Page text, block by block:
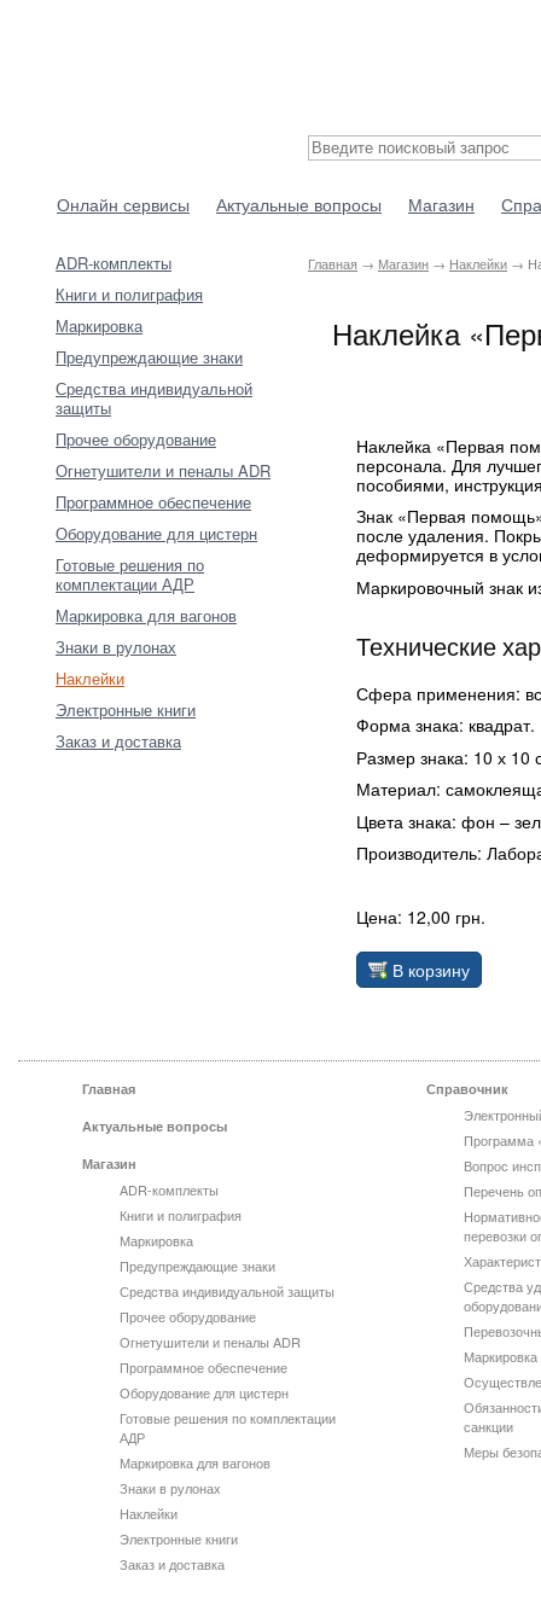
Онлайн сервисы Актуальные вопросы Магазин
ADR-комплекты
Книги и полиграфия
Маркировка
Предупреждающие знаки
Средства индивидуальной
защиты
Прочее оборудование
Огнетушители и пеналы ADR
Программное обеспечение
Оборудование для цистерн
Готовые решения по
комплектации АДР
Маркировка для вагонов
Знаки в рулонах
Наклейки
Электронные книги
Заказ и доставка
Главная → Магазин → Наклейки →
Наклейка
Наклейка «Первая
персонала. Для
пособиями,
Знак «Первая
после удаления.
деформируется в
Маркировочный знак
Технические
Сфера применения:
Форма знака: квадрат.
Размер знака: 10 х 10
Материал:
Цвета знака: фон –
Производитель:
Цена: 12,00 грн.
В корзину
Главная
Актуальные вопросы
Магазин
ADR-комплекты
Книги и полиграфия
Маркировка
Предупреждающие знаки
Средства индивидуальной защиты
Прочее оборудование
Огнетушители и пеналы ADR
Программное обеспечение
Оборудование для цистерн
Готовые решения по комплектации
АДР
Маркировка для вагонов
Знаки в рулонах
Наклейки
Электронные книги
Заказ и доставка
Справочник
Программа
Вопрос
Перечень
перевозки
Средства
санкции
Меры